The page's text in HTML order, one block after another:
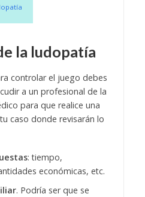
la ludopatía
controlar el juego debes
a un profesional de la
para que realice una
caso donde revisarán lo
: tiempo,
económicas, etc.
. Podría ser que se